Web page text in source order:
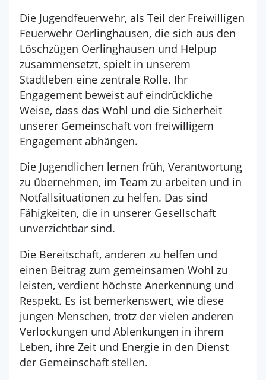
Die Jugendfeuerwehr, als Teil der Freiwilligen
Feuerwehr Oerlinghausen, die sich aus den
Löschzügen Oerlinghausen und Helpup
zusammensetzt, spielt in unserem
Stadtleben eine zentrale Rolle. Ihr
Engagement beweist auf eindrückliche
Weise, dass das Wohl und die Sicherheit
unserer Gemeinschaft von freiwilligem
Engagement abhängen.
Die Jugendlichen lernen früh, Verantwortung
zu übernehmen, im Team zu arbeiten und in
Notfallsituationen zu helfen. Das sind
Fähigkeiten, die in unserer Gesellschaft
unverzichtbar sind.
Die Bereitschaft, anderen zu helfen und
einen Beitrag zum gemeinsamen Wohl zu
leisten, verdient höchste Anerkennung und
Respekt. Es ist bemerkenswert, wie diese
jungen Menschen, trotz der vielen anderen
Verlockungen und Ablenkungen in ihrem
Leben, ihre Zeit und Energie in den Dienst
der Gemeinschaft stellen.